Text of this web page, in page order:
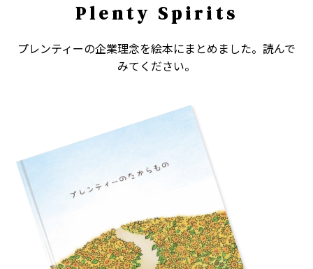
Plenty Spirits
プレンティーの企業理念を絵本にまとめました。読んで
みてください。